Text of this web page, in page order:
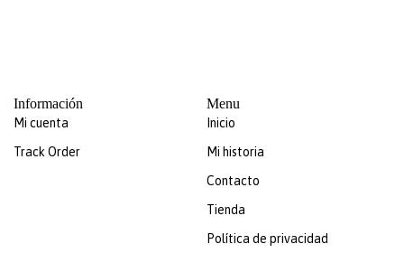
Información
Mi cuenta
Track Order
Menu
Inicio
Mi historia
Contacto
Tienda
Política de privacidad